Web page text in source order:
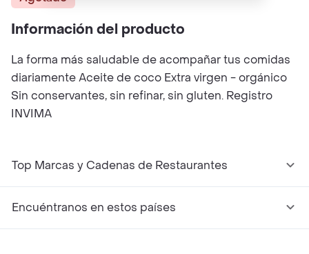
Información del producto
La forma más saludable de acompañar tus comidas
diariamente Aceite de coco Extra virgen - orgánico
Sin conservantes, sin refinar, sin gluten. Registro
INVIMA
Top Marcas y Cadenas de Restaurantes
Encuéntranos en estos países